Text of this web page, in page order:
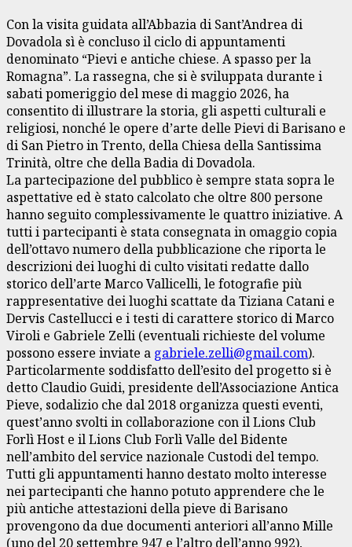
Con la visita guidata all’Abbazia di Sant’Andrea di
Dovadola sì è concluso il ciclo di appuntamenti
denominato “Pievi e antiche chiese. A spasso per la
Romagna”. La rassegna, che si è sviluppata durante i
sabati pomeriggio del mese di maggio 2026, ha
consentito di illustrare la storia, gli aspetti culturali e
religiosi, nonché le opere d’arte delle Pievi di Barisano e
di San Pietro in Trento, della Chiesa della Santissima
Trinità, oltre che della Badia di Dovadola.
La partecipazione del pubblico è sempre stata sopra le
aspettative ed è stato calcolato che oltre 800 persone
hanno seguito complessivamente le quattro iniziative. A
tutti i partecipanti è stata consegnata in omaggio copia
dell’ottavo numero della pubblicazione che riporta le
descrizioni dei luoghi di culto visitati redatte dallo
storico dell’arte Marco Vallicelli, le fotografie più
rappresentative dei luoghi scattate da Tiziana Catani e
Dervis Castellucci e i testi di carattere storico di Marco
Viroli e Gabriele Zelli (eventuali richieste del volume
possono essere inviate a gabriele.zelli@gmail.com).
Particolarmente soddisfatto dell’esito del progetto si è
detto Claudio Guidi, presidente dell’Associazione Antica
Pieve, sodalizio che dal 2018 organizza questi eventi,
quest’anno svolti in collaborazione con il Lions Club
Forlì Host e il Lions Club Forlì Valle del Bidente
nell’ambito del service nazionale Custodi del tempo.
Tutti gli appuntamenti hanno destato molto interesse
nei partecipanti che hanno potuto apprendere che le
più antiche attestazioni della pieve di Barisano
provengono da due documenti anteriori all’anno Mille
(uno del 20 settembre 947 e l’altro dell’anno 992),